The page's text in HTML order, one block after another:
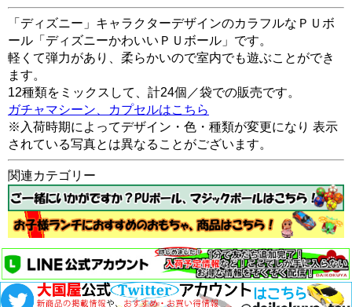
「ディズニー」キャラクターデザインのカラフルなＰＵボ
ール「ディズニーかわいいＰＵボール」です。
軽くて弾力があり、柔らかいので室内でも遊ぶことができ
ます。
12種類をミックスして、計24個／袋での販売です。
ガチャマシーン、カプセルはこちら
※入荷時期によってデザイン・色・種類が変更になり 表示
されている写真とは異なることがございます。
関連カテゴリー